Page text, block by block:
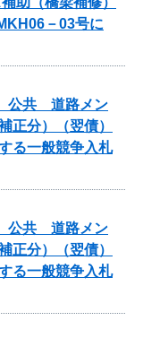
－03号に
公共 道路メン
正分）（翌債）
る一般競争入札
公共 道路メン
正分）（翌債）
る一般競争入札